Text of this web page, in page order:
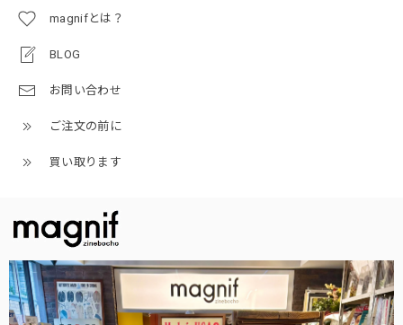
magnifとは？
BLOG
お問い合わせ
ご注文の前に
買い取ります